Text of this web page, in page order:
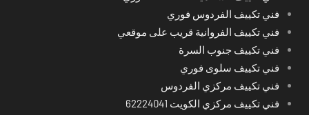
فني تكييف الفردوس فوري
فني تكييف الفروانية قريب على موقعي
فني تكييف جنوب السرة
فني تكييف سلوى فوري
فني تكييف مركزي الفردوس
فني تكييف مركزي الكويت 62224041